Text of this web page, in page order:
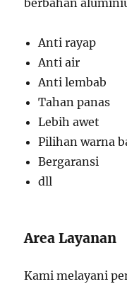
berbahan
Anti rayap
Anti air
Anti lembab
Tahan panas
Lebih awet
Pilihan warna
Bergaransi
dll
Area Layanan
Kami melayani